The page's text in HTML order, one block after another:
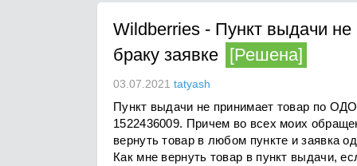
Wildberries - Пункт выдачи не
браку заявке [Решена]
03.07.2021 tatyash
Пункт выдачи не принимает товар по
1522436009. Причем во всех моих
вернуть товар в любом пункте и заявка
Как мне вернуть товар в пункт выдачи,